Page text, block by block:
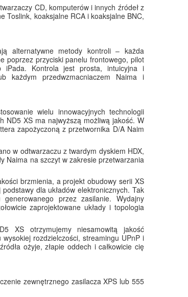
CD, komputerów i innych źródeł z
Toslink, koaksjalne RCA i koaksjalne BNC,
alternatywne metody kontroli – każda
poprzez przyciski panelu frontowego, pilot
iPada. Kontrola jest prosta, intuicyjna i
każdym przedwzmacniaczem Naima i
wielu innowacyjnych technologii
ND5 XS ma najwyższą możliwą jakość. W
zapożyczoną z przetwornika D/A Naim
w odtwarzaczu z twardym dyskiem HDX,
Naima na szczyt w zakresie przetwarzania
brzmienia, a projekt obudowy serii XS
dla układów elektronicznych. Tak
przez zasilanie. Wydajny
zaprojektowane układy i topologia
XS otrzymujemy niesamowitą jakość
rozdzielczości, streamingu UPnP i
ożyje, złapie oddech i całkowicie cię
zewnętrznego zasilacza XPS lub 555